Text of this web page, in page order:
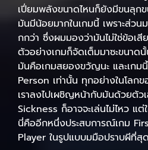
เปี่ยมพลังขนาดไหนก็ยังมีขนลุก
มันมีน้อยมากในเกมนี้ เพราะส่วน
กกว่า ซึ่งผมมองว่ามันไม่ใช่ข้อเ
ตัวอย่างเกมก็จัดเต็มมาซะขนาด
มันคือเกมสยองขวัญนะ และเก
Person เท่านั้น ทุกอย่างในโลก
เราลงไปเผชิญหน้ากับมันด้วยตัว
Sickness ก็อาจจะเล่นไม่ไหว แ
นี่คืออีกหนึ่งประสบการณ์เกม
Player ในรูปแบบมมือปราบผีที่สุ